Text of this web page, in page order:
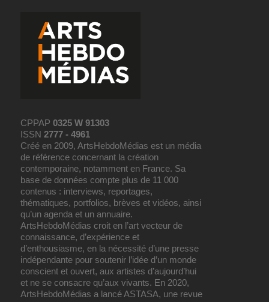
CPPAP0325 W 91303
ISSN2777 - 4961
Créé en 2009, ArtsHebdoMédias est un média
de référence concernant la création
contemporaine, notamment en France. Sa
base de données compte plus de 11 000
contenus : interviews, reportages,
thématiques, portfolios, brèves et vidéos, ainsi
qu’un agenda et un annuaire.
ArtsHebdoMédias croit en l’art vecteur de
connaissance, d’expérience et
d’enthousiasme, en la nécessité d’une presse
indépendante pour soutenir l’idée d’un monde
conscient et ouvert, aux artistes d’aujourd’hui
et ne se consacre qu’aux vivants. En 2020,
ArtsHebdoMédias a lancé ASTASA, une revue